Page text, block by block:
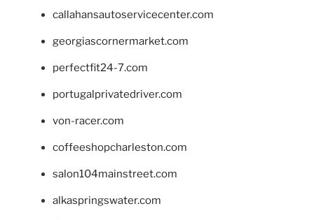
callahansautoservicecenter.com
georgiascornermarket.com
perfectfit24-7.com
portugalprivatedriver.com
von-racer.com
coffeeshopcharleston.com
salon104mainstreet.com
alkaspringswater.com